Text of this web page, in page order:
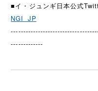
■イ・ジュンギ日本公式
NGI_JP
-------------